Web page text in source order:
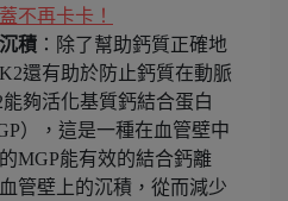
不再卡卡！
積 ：除了幫助鈣質正確地
還有助於防止鈣質在動脈
夠活化基質鈣結合蛋白
），這是一種在血管壁中
MGP能有效的結合鈣離
管壁上的沉積，從而減少